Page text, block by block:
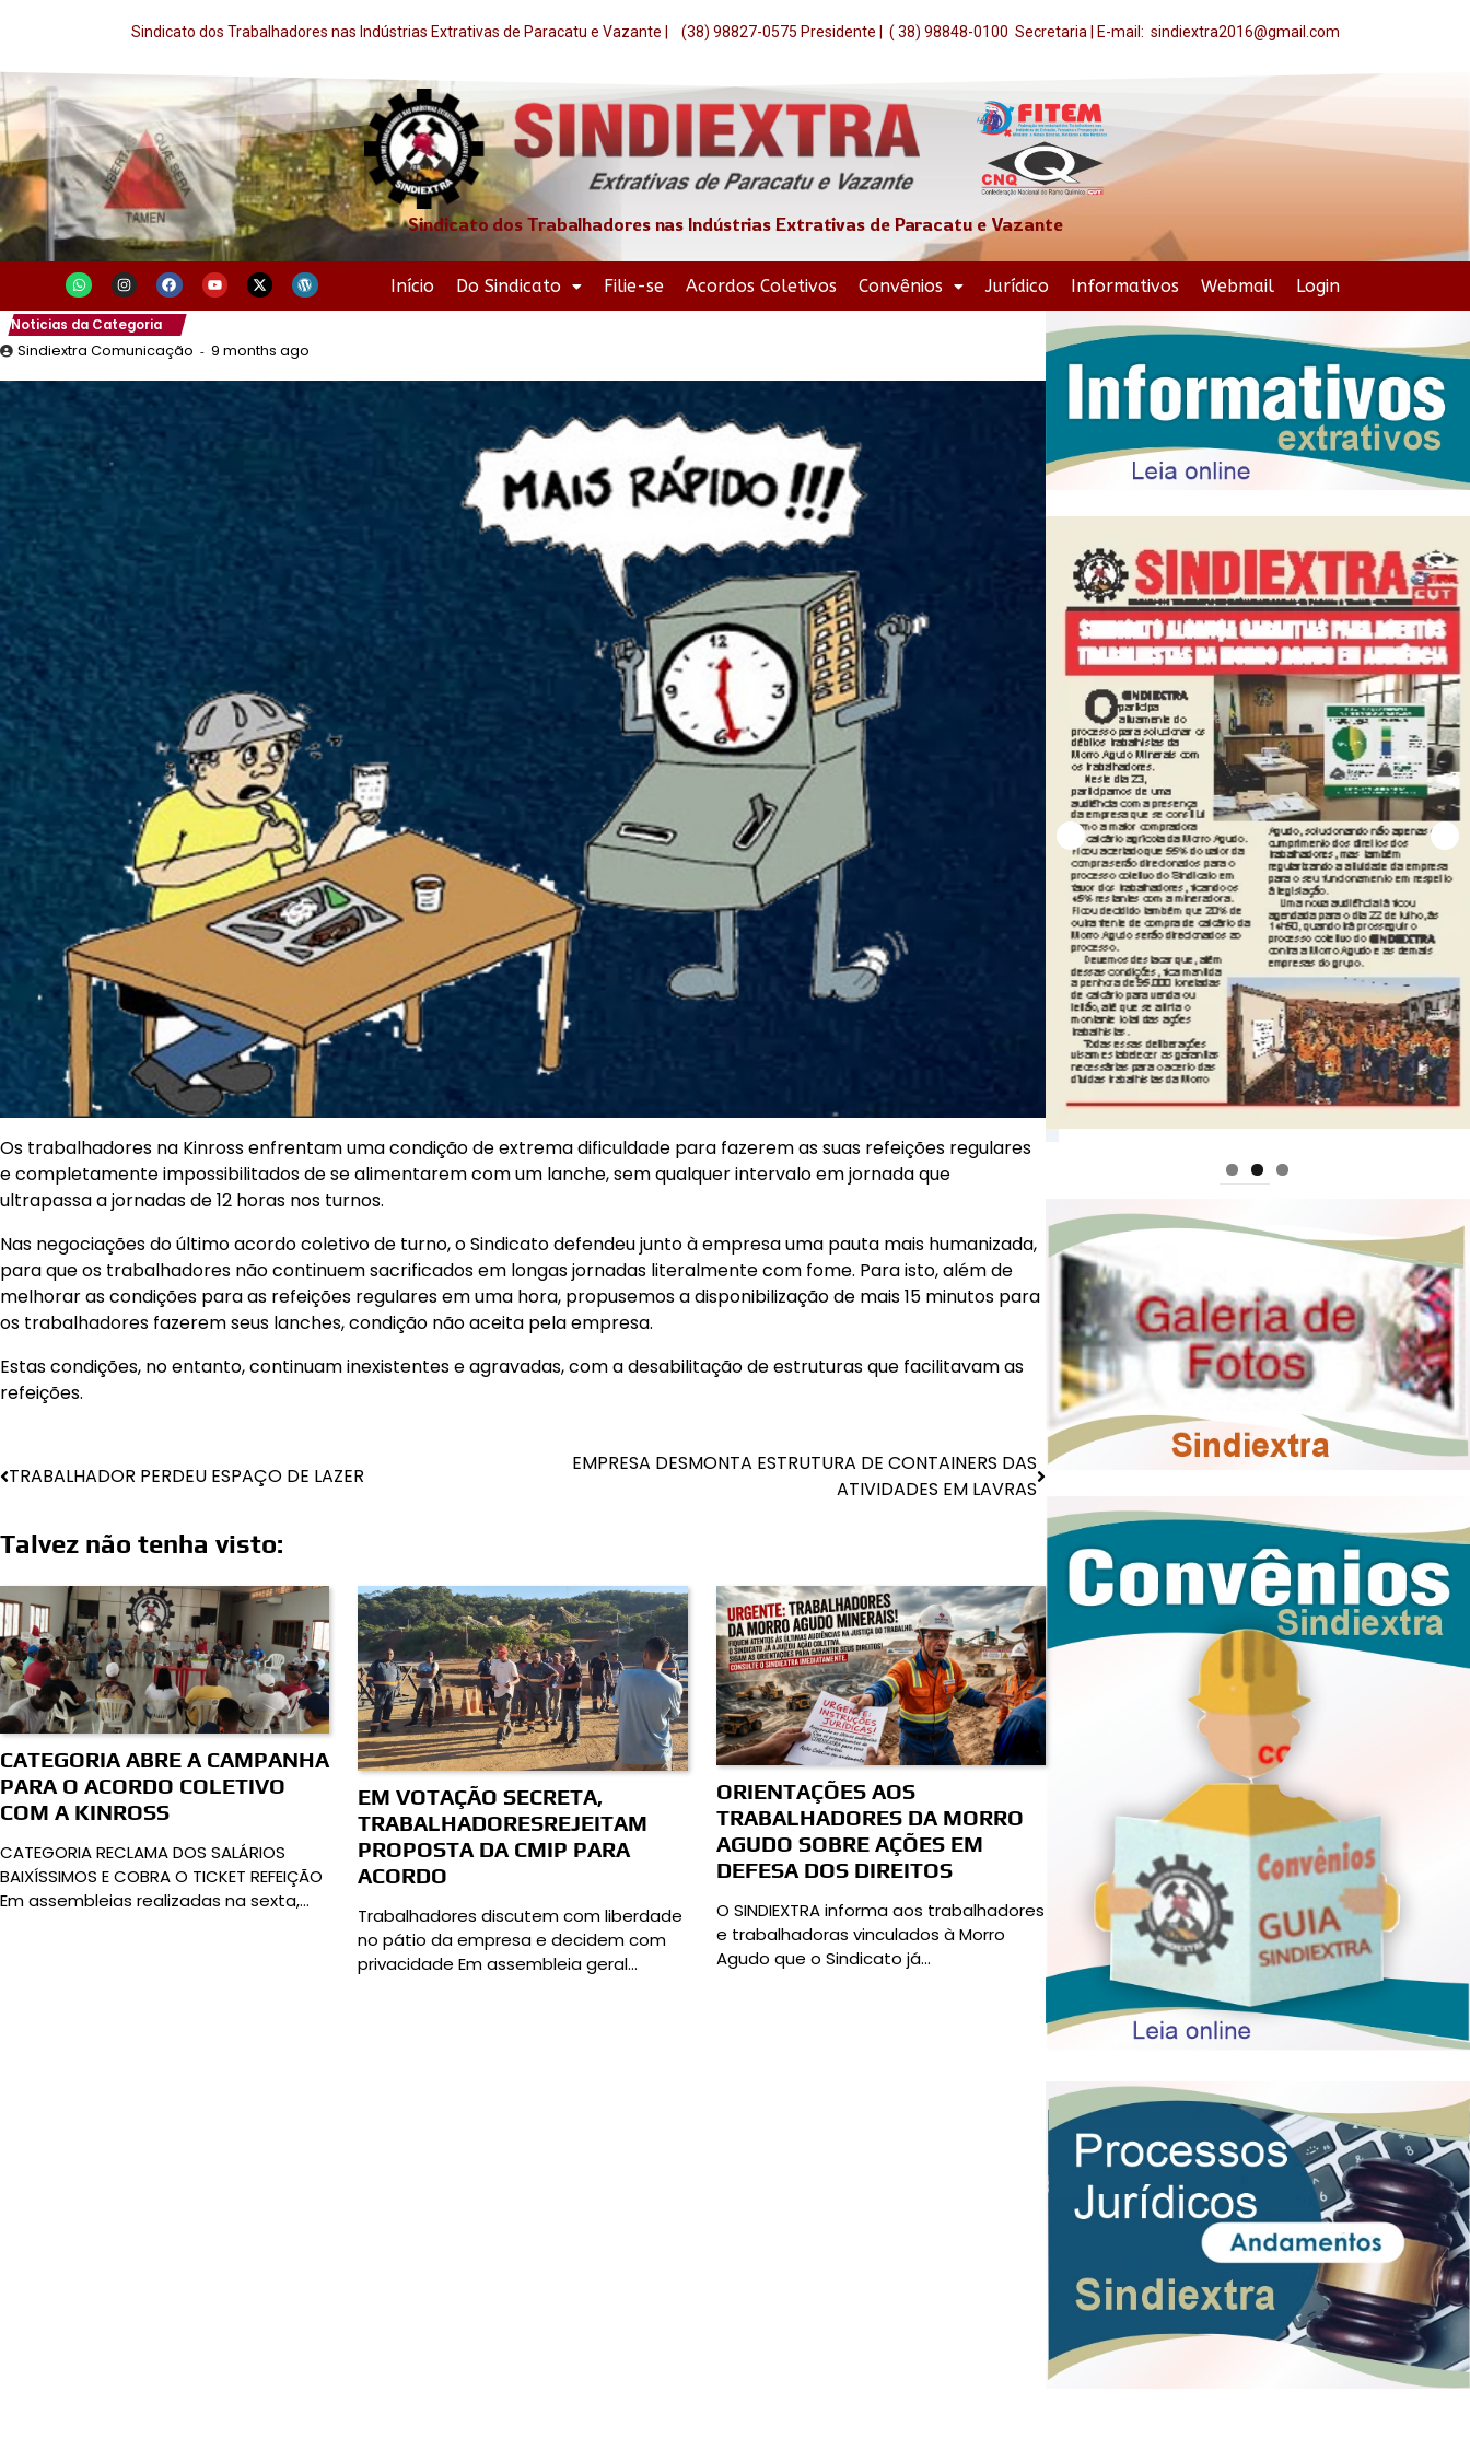
Sindicato dos Trabalhadores nas Indústrias Extrativas de Paracatu e Vazante | (38) 98827-0575 Presidente | ( 38) 98848-0100 Secretaria | E-mail: sindiextra2016@gmail.com
Sindicato dos Trabalhadores nas Indústrias Extrativas de Paracatu e Vazante
Início Do Sindicato Filie-se Acordos Coletivos Convênios Jurídico Informativos Webmail Login
Noticias da Categoria
Sindiextra Comunicação 9 months ago
Os trabalhadores na Kinross enfrentam uma condição de extrema dificuldade para fazerem as suas refeições regulares
e completamente impossibilitados de se alimentarem com um lanche, sem qualquer intervalo em jornada que
ultrapassa a jornadas de 12 horas nos turnos.
Nas negociações do último acordo coletivo de turno, o Sindicato defendeu junto à empresa uma pauta mais humanizada,
para que os trabalhadores não continuem sacrificados em longas jornadas literalmente com fome. Para isto, além de
melhorar as condições para as refeições regulares em uma hora, propusemos a disponibilização de mais 15 minutos para
os trabalhadores fazerem seus lanches, condição não aceita pela empresa.
Estas condições, no entanto, continuam inexistentes e agravadas, com a desabilitação de estruturas que facilitavam as
refeições.
TRABALHADOR PERDEU ESPAÇO DE LAZER
EMPRESA DESMONTA ESTRUTURA DE CONTAINERS DAS
ATIVIDADES EM LAVRAS
Talvez não tenha visto:
CATEGORIA ABRE A CAMPANHA
PARA O ACORDO COLETIVO
COM A KINROSS
CATEGORIA RECLAMA DOS SALÁRIOS
BAIXÍSSIMOS E COBRA O TICKET REFEIÇÃO
Em assembleias realizadas na sexta,…
EM VOTAÇÃO SECRETA,
TRABALHADORESREJEITAM
PROPOSTA DA CMIP PARA
ACORDO
Trabalhadores discutem com liberdade
no pátio da empresa e decidem com
privacidade Em assembleia geral…
ORIENTAÇÕES AOS
TRABALHADORES DA MORRO
AGUDO SOBRE AÇÕES EM
DEFESA DOS DIREITOS
O SINDIEXTRA informa aos trabalhadores
e trabalhadoras vinculados à Morro
Agudo que o Sindicato já…